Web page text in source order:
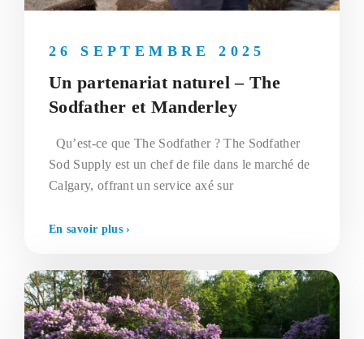
Un partenariat naturel – The
Sodfather et Manderley
26 SEPTEMBRE 2025
Qu’est-ce que The Sodfather ? The Sodfather
Sod Supply est un chef de file dans le marché de
Calgary, offrant un service axé sur
En savoir plus ›